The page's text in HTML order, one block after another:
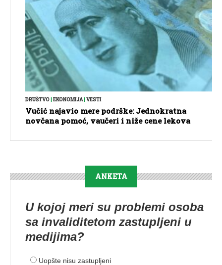
DRUŠTVO|EKONOMIJA|VESTI
Vučić najavio mere podrške: Jednokratna
novčana pomoć, vaučeri i niže cene lekova
ANKETA
U kojoj meri su problemi osoba
sa invaliditetom zastupljeni u
medijima?
Uopšte nisu zastupljeni